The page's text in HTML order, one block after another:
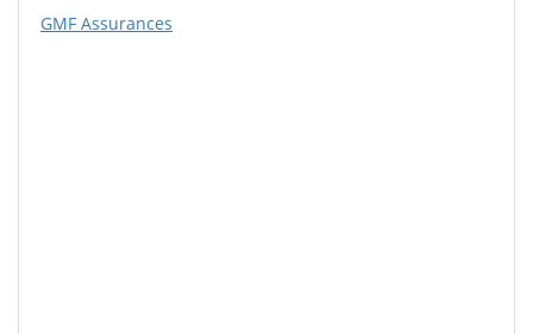
GMF Assurances